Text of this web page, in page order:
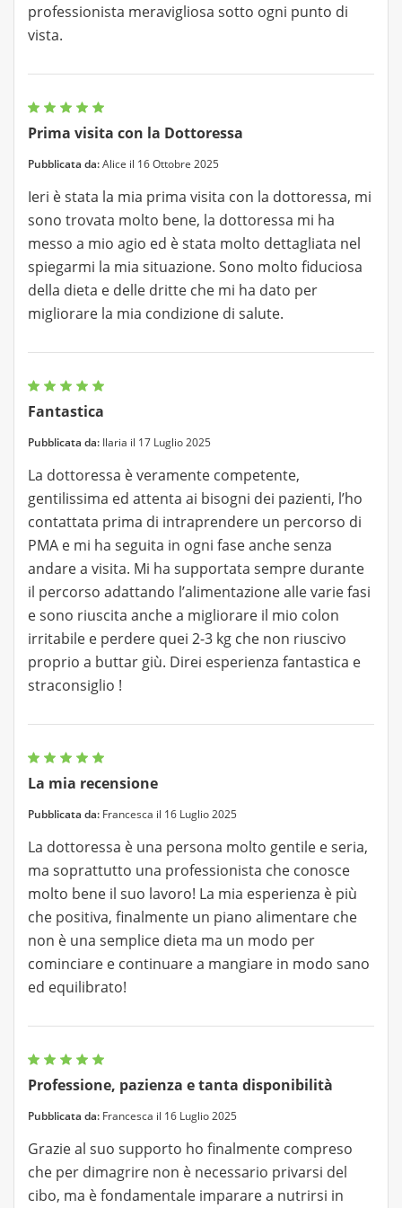
professionista meravigliosa sotto ogni punto di
vista.
Prima visita con la Dottoressa
Pubblicata da:Alice il 16 Ottobre 2025
Ieri è stata la mia prima visita con la dottoressa, mi
sono trovata molto bene, la dottoressa mi ha
messo a mio agio ed è stata molto dettagliata nel
spiegarmi la mia situazione. Sono molto fiduciosa
della dieta e delle dritte che mi ha dato per
migliorare la mia condizione di salute.
Fantastica
Pubblicata da: Ilaria il 17 Luglio 2025
La dottoressa è veramente competente,
gentilissima ed attenta ai bisogni dei pazienti, l’ho
contattata prima di intraprendere un percorso di
PMA e mi ha seguita in ogni fase anche senza
andare a visita. Mi ha supportata sempre durante
il percorso adattando l’alimentazione alle varie fasi
e sono riuscita anche a migliorare il mio colon
irritabile e perdere quei 2-3 kg che non riuscivo
proprio a buttar giù. Direi esperienza fantastica e
straconsiglio !
La mia recensione
Pubblicata da: Francesca il 16 Luglio 2025
La dottoressa è una persona molto gentile e seria,
ma soprattutto una professionista che conosce
molto bene il suo lavoro! La mia esperienza è più
che positiva, finalmente un piano alimentare che
non è una semplice dieta ma un modo per
cominciare e continuare a mangiare in modo sano
ed equilibrato!
Professione, pazienza e tanta disponibilità
Pubblicata da: Francesca il 16 Luglio 2025
Grazie al suo supporto ho finalmente compreso
che per dimagrire non è necessario privarsi del
cibo, ma è fondamentale imparare a nutrirsi in